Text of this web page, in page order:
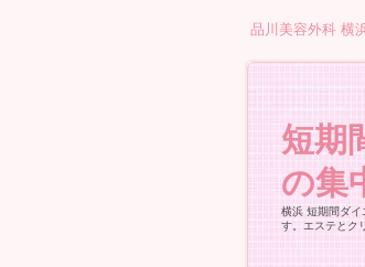
品川美容外科 横
短期
の集
横浜 短期間ダイ
す。エステとク